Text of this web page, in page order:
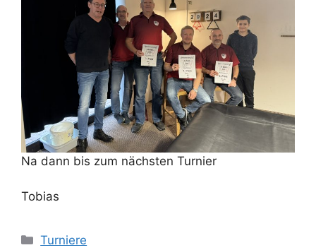
Na dann bis zum nächsten Turnier
Tobias
Kategorien
Turniere